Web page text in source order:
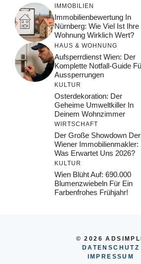
IMMOBILIEN
Immobilienbewertung In
Nürnberg: Wie Viel Ist Ihre
Wohnung Wirklich Wert?
HAUS & WOHNUNG
Aufsperrdienst Wien: Der
Komplette Notfall-Guide
Aussperrungen
KULTUR
Osterdekoration: Der
Geheime Umweltkiller In
Deinem Wohnzimmer
WIRTSCHAFT
Der Große Showdown Der
Wiener Immobilienmakler:
Was Erwartet Uns 2026?
KULTUR
Wien Blüht Auf: 690.000
Blumenzwiebeln Für Ein
Farbenfrohes Frühjahr!
© 2026
DATENSCHUTZ
IMPRESSUM